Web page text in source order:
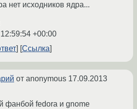
нет исходников ядра...
+00:00
Ссылка
от anonymous 17.09.2013
фанбой fedora и gnome